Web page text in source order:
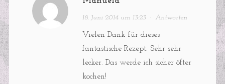
18. Juni 2014 um 13:23· Antworten
Vielen Dank für dieses
fantastische Rezept. Sehr sehr
lecker. Das werde ich sicher öfter
kochen!